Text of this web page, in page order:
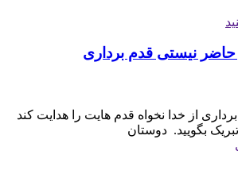
نیستی قدم برداری
از خدا نخواه قدم هایت را هدایت کند
بگویید. ‏ ‏دوستان